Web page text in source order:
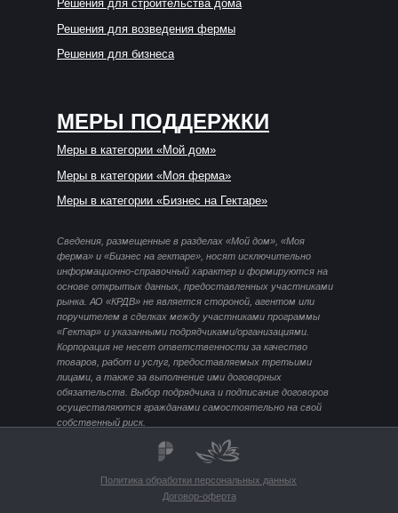
МЕРЫ ПОДДЕРЖКИ
Меры в категории «Мой дом»
Меры в категории «Моя ферма»
Меры в категории «Бизнес на Гектаре»
Решения для строительства дома
Решения для возведения фермы
Решения для бизнеса
Сведения, размещенные в разделах «Мой дом», «Моя
ферма» и «Бизнес на гектаре», носят исключительно
информационно-справочный характер и формируются на
основе открытых данных, предоставленных участниками
рынка. АО «КРДВ» не является стороной, агентом или
поручителем в сделках между участниками программы
«Гектар» и указанными подрядчиками/организациями.
Корпорация не несет ответственности за качество
товаров, работ и услуг, предоставляемых третьими
лицами, а также за выполнение ими договорных
обязательств. Выбор подрядчика и подписание договоров
осуществляются гражданами самостоятельно на свой
собственный риск.
Политика обработки персональных данных
Договор-оферта